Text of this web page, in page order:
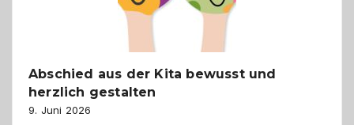
Abschied aus der Kita bewusst und
herzlich gestalten
9. Juni 2026